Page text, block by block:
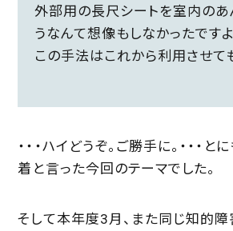
外部用の長尺シートを室内の
うなんて想像もしなかったですよ
この手法はこれから利用させて
・・・ハイどうぞ。ご勝手に。・・・
着と言った今回のテーマでした。
そして本年度3月、また同じ知的